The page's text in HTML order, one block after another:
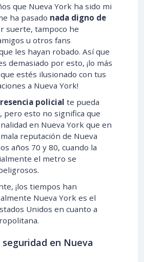
que Nueva York ha sido mi
ha pasado nada digno de
suerte, tampoco he
u otros fans
les hayan robado. Así que
demasiado por esto, ¡lo más
estés ilusionado con tus
a Nueva York!
policial te pueda
esto no significa que
en Nueva York que en
reputación de Nueva
años 70 y 80, cuando la
el metro se
¡los tiempos han
Nueva York es el
Unidos en cuanto a
seguridad en Nueva